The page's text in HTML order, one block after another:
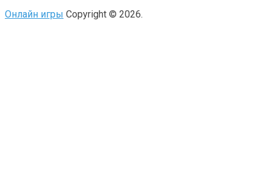
Онлайн игры Copyright © 2026.